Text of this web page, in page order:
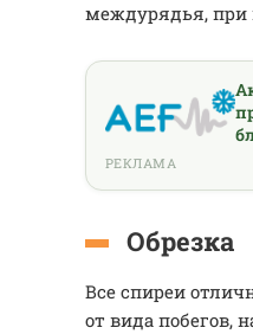
междурядья, при
РЕКЛАМА
Обрезка
Все спиреи
от вида побегов,